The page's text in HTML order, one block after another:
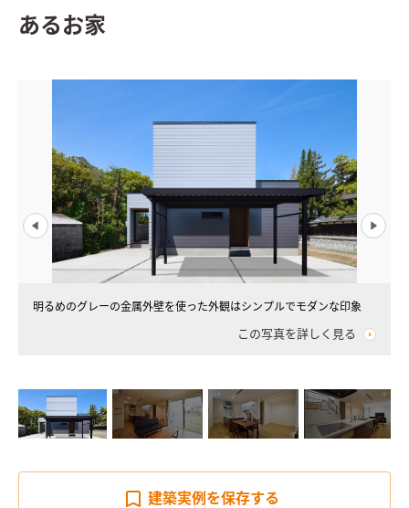
あるお家
明るめのグレーの金属外壁を使った外観はシンプルでモダンな印象
この写真を詳しく見る
建築実例を保存する